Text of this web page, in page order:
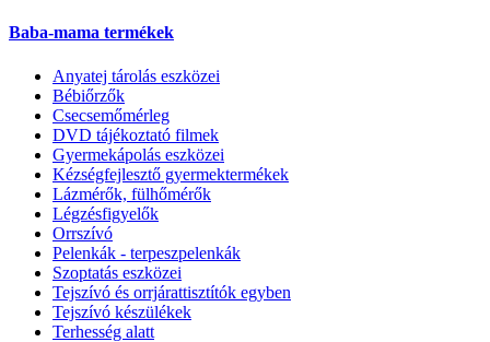
Baba-mama termékek
Anyatej tárolás eszközei
Bébiőrzők
Csecsemőmérleg
DVD tájékoztató filmek
Gyermekápolás eszközei
Kézségfejlesztő gyermektermékek
Lázmérők, fülhőmérők
Légzésfigyelők
Orrszívó
Pelenkák - terpeszpelenkák
Szoptatás eszközei
Tejszívó és orrjárattisztítók egyben
Tejszívó készülékek
Terhesség alatt